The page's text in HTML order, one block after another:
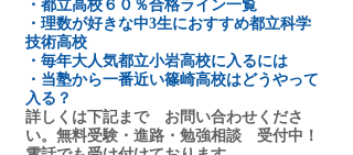
・ 都立高校６０％合格ライン一覧
・ 理数が好きな中3生におすすめ都立科学
技術高校
・ 毎年大人気都立小岩高校に入るには
・ 当塾から一番近い篠崎高校はどうやって
入る？
詳しくは下記まで　お問い合わせくださ
い。無料受験・進路・勉強相談　受付中！